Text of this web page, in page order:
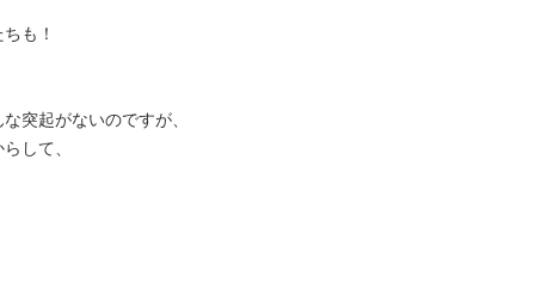
も！
突起がないのですが、
して、